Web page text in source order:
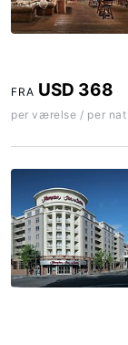
FRA USD 368
per værelse / per nat